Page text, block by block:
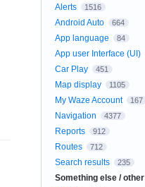
Alerts
1516
Android Auto 664
App language 84
App user Interface (UI)
Car Play 451
Map display 1105
My Waze Account 167
Navigation 4377
Reports 912
Routes 712
Search results 235
Something else / other